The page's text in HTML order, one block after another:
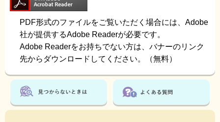
PDF形式のファイルをご覧いただく場合には、Adobe
社が提供するAdobe Readerが必要です。
Adobe Readerをお持ちでない方は、バナーのリンク
先からダウンロードしてください。（無料）